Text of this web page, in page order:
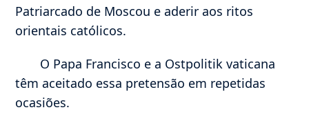
Patriarcado de Moscou e aderir aos ritos
orientais católicos.
O Papa Francisco e a Ostpolitik vaticana
têm aceitado essa pretensão em repetidas
ocasiões.